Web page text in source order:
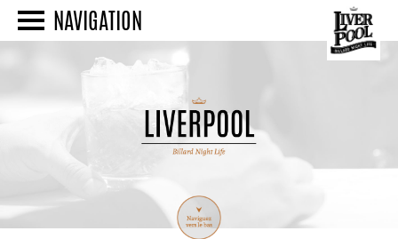
NAVIGATION